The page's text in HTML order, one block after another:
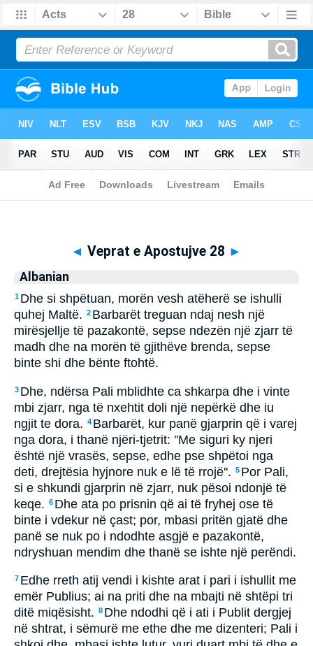
Biblia>Albanian> Veprat e Apostujve 28
◄ Veprat e Apostujve 28 ►
Albanian
1 Dhe si shpëtuan, morën vesh atëherë se ishulli
quhej Maltë. 2 Barbarët treguan ndaj nesh një
mirësjellje të pazakontë, sepse ndezën një zjarr të
madh dhe na morën të gjithëve brenda, sepse
binte shi dhe bënte ftohtë.
3 Dhe, ndërsa Pali mblidhte ca shkarpa dhe i vinte
mbi zjarr, nga të nxehtit doli një nepërkë dhe iu
ngjit te dora. 4 Barbarët, kur panë gjarprin që i varej
nga dora, i thanë njëri-tjetrit: ''Me siguri ky njeri
është një vrasës, sepse, edhe pse shpëtoi nga
deti, drejtësia hyjnore nuk e lë të rrojë''. 5 Por Pali,
si e shkundi gjarprin në zjarr, nuk pësoi ndonjë të
keqe. 6 Dhe ata po prisnin që ai të fryhej ose të
binte i vdekur në çast; por, mbasi pritën gjatë dhe
panë se nuk po i ndodhte asgjë e pazakontë,
ndryshuan mendim dhe thanë se ishte një perëndi.
7 Edhe rreth atij vendi i kishte arat i pari i ishullit me
emër Publius; ai na priti dhe na mbajti në shtëpi tri
ditë miqësisht. 8 Dhe ndodhi që i ati i Publit dergjej
në shtrat, i sëmurë me ethe dhe me dizenteri; Pali i